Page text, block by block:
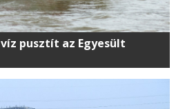
pusztít az Egyesült